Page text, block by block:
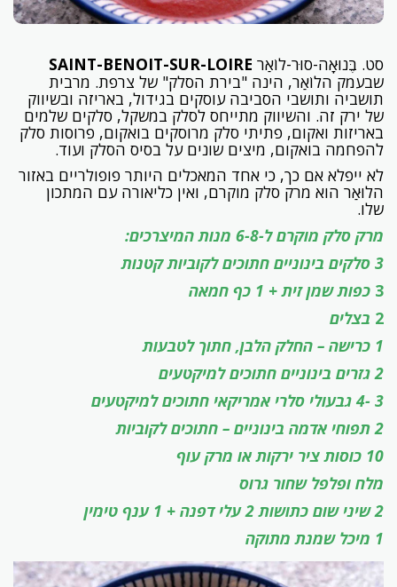
סט. בֶּנוּאָה-סוּר-לוֹאַר SAINT-BENOIT-SUR-LOIRE
שבעמק הלוֹאַר, הינה "בירת הסלק" של צרפת. מרבית
תושביה ותושבי הסביבה עוסקים בגידול, באריזה ובשיווק
של ירק זה. והשיווק מתייחס לסלק במשקל, סלקים שלמים
באריזות ואקום, פתיתי סלק מרוסקים בואקום, פרוסות סלק
להפחמה בואקום, מיצים שונים על בסיס הסלק ועוד.
לא ייפלא אם כך, כי אחד המאכלים היותר פופולריים באזור
הלוּאַר הוא מרק סלק מוקרם, ואין כליאורה עם המתכון
שלו.
מרק סלק מוקרם ל-6-8 מנות
המיצרכים:
3 סלקים בינוניים חתוכים לקוביות קטנות
3 כפות שמן זית + 1 כף חמאה
2 בצלים
1 כרישה – החלק הלבן, חתוך לטבעות
2 גזרים בינוניים חתוכים למיקטעים
3 -4 גבעולי סלרי אמריקאי חתוכים למיקטעים
2 תפוחי אדמה בינוניים – חתוכים לקוביות
10 כוסות ציר ירקות או מרק עוף
מלח ופלפל שחור גרוס
2 שיני שום כתושות
2 עלי דפנה + 1 ענף טימין
1 מיכל שמנת מתוקה